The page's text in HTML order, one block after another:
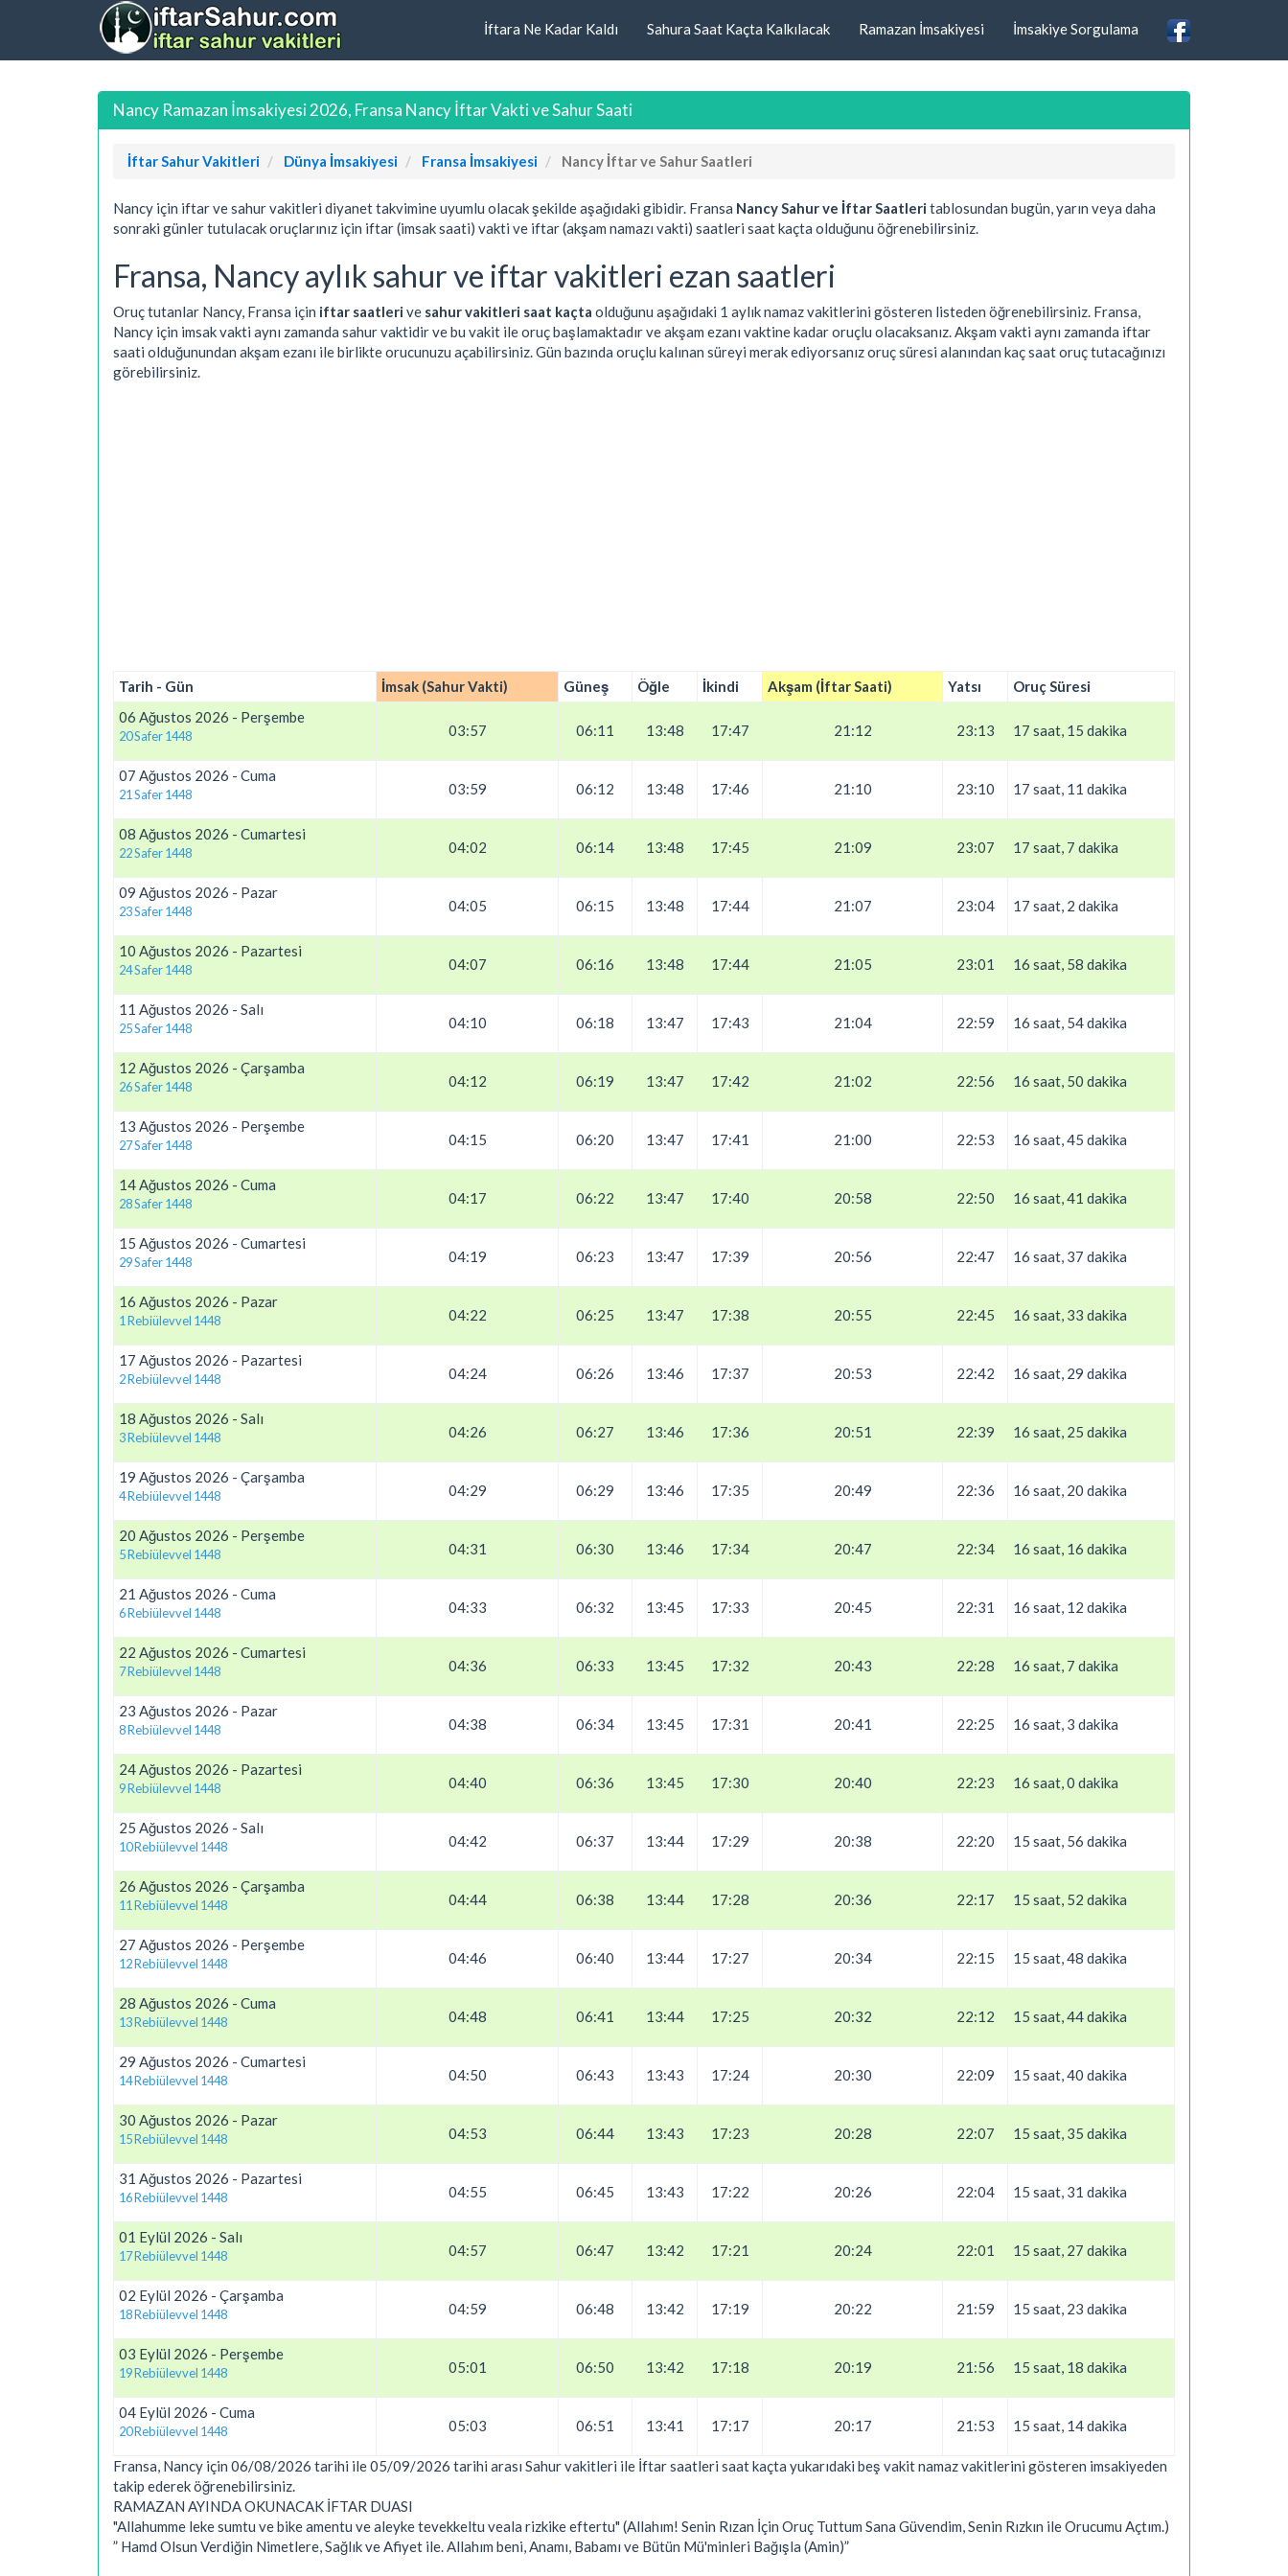
İftara Ne Kadar Kaldı Sahura Saat Kaçta Kalkılacak Ramazan İmsakiyesi İmsakiye Sorgulama
Nancy Ramazan İmsakiyesi 2026, Fransa Nancy İftar Vakti ve Sahur Saati
İftar Sahur Vakitleri Dünya İmsakiyesi Fransa İmsakiyesi Nancy İftar ve Sahur Saatleri
Nancy için iftar ve sahur vakitleri diyanet takvimine uyumlu olacak şekilde aşağıdaki gibidir. Fransa Nancy Sahur ve İftar Saatleritablosundan bugün, yarın veya daha
sonraki günler tutulacak oruçlarınız için iftar (imsak saati) vakti ve iftar (akşam namazı vakti) saatleri saat kaçta olduğunu öğrenebilirsiniz.
Fransa, Nancy aylık sahur ve iftar vakitleri ezan saatleri
Oruç tutanlar Nancy, Fransa için iftar saatlerive sahur vakitleri saat kaçta olduğunu aşağıdaki 1 aylık namaz vakitlerini gösteren listeden öğrenebilirsiniz. Fransa,
Nancy için imsak vakti aynı zamanda sahur vaktidir ve bu vakit ile oruç başlamaktadır ve akşam ezanı vaktine kadar oruçlu olacaksanız. Akşam vakti aynı zamanda iftar
saati olduğunundan akşam ezanı ile birlikte orucunuzu açabilirsiniz. Gün bazında oruçlu kalınan süreyi merak ediyorsanız oruç süresi alanından kaç saat oruç tutacağınızı
görebilirsiniz.
Tarih - Gün İmsak (Sahur Vakti) Güneş Öğle İkindi Akşam (İftar Saati) Yatsı
Oruç Süresi
06 Ağustos 2026 - Perşembe
20 Safer 1448 03:57 06:11 13:48 17:47 21:12 23:13 17 saat, 15 dakika
07 Ağustos 2026 - Cuma
21 Safer 1448 03:59 06:12 13:48 17:46 21:10 23:10 17 saat, 11 dakika
08 Ağustos 2026 - Cumartesi
22 Safer 1448 04:02 06:14 13:48 17:45 21:09 23:07 17 saat, 7 dakika
09 Ağustos 2026 - Pazar
23 Safer 1448 04:05 06:15 13:48 17:44 21:07 23:04 17 saat, 2 dakika
10 Ağustos 2026 - Pazartesi
24 Safer 1448 04:07 06:16 13:48 17:44 21:05 23:01 16 saat, 58 dakika
11 Ağustos 2026 - Salı
25 Safer 1448 04:10 06:18 13:47 17:43 21:04 22:59 16 saat, 54 dakika
12 Ağustos 2026 - Çarşamba
26 Safer 1448 04:12 06:19 13:47 17:42 21:02 22:56 16 saat, 50 dakika
13 Ağustos 2026 - Perşembe
27 Safer 1448 04:15 06:20 13:47 17:41 21:00 22:53 16 saat, 45 dakika
14 Ağustos 2026 - Cuma
28 Safer 1448 04:17 06:22 13:47 17:40 20:58 22:50 16 saat, 41 dakika
15 Ağustos 2026 - Cumartesi
29 Safer 1448 04:19 06:23 13:47 17:39 20:56 22:47 16 saat, 37 dakika
16 Ağustos 2026 - Pazar
1 Rebiülevvel 1448 04:22 06:25 13:47 17:38 20:55 22:45 16 saat, 33 dakika
17 Ağustos 2026 - Pazartesi
2 Rebiülevvel 1448 04:24 06:26 13:46 17:37 20:53 22:42 16 saat, 29 dakika
18 Ağustos 2026 - Salı
3 Rebiülevvel 1448 04:26 06:27 13:46 17:36 20:51 22:39 16 saat, 25 dakika
19 Ağustos 2026 - Çarşamba
4 Rebiülevvel 1448 04:29 06:29 13:46 17:35 20:49 22:36 16 saat, 20 dakika
20 Ağustos 2026 - Perşembe
5 Rebiülevvel 1448 04:31 06:30 13:46 17:34 20:47 22:34 16 saat, 16 dakika
21 Ağustos 2026 - Cuma
6 Rebiülevvel 1448 04:33 06:32 13:45 17:33 20:45 22:31 16 saat, 12 dakika
22 Ağustos 2026 - Cumartesi
7 Rebiülevvel 1448 04:36 06:33 13:45 17:32 20:43 22:28 16 saat, 7 dakika
23 Ağustos 2026 - Pazar
8 Rebiülevvel 1448 04:38 06:34 13:45 17:31 20:41 22:25 16 saat, 3 dakika
24 Ağustos 2026 - Pazartesi
9 Rebiülevvel 1448 04:40 06:36 13:45 17:30 20:40 22:23 16 saat, 0 dakika
25 Ağustos 2026 - Salı
10 Rebiülevvel 1448 04:42 06:37 13:44 17:29 20:38 22:20 15 saat, 56 dakika
26 Ağustos 2026 - Çarşamba
11 Rebiülevvel 1448 04:44 06:38 13:44 17:28 20:36 22:17 15 saat, 52 dakika
27 Ağustos 2026 - Perşembe
12 Rebiülevvel 1448 04:46 06:40 13:44 17:27 20:34 22:15 15 saat, 48 dakika
28 Ağustos 2026 - Cuma
13 Rebiülevvel 1448 04:48 06:41 13:44 17:25 20:32 22:12 15 saat, 44 dakika
29 Ağustos 2026 - Cumartesi
14 Rebiülevvel 1448 04:50 06:43 13:43 17:24 20:30 22:09 15 saat, 40 dakika
30 Ağustos 2026 - Pazar
15 Rebiülevvel 1448 04:53 06:44 13:43 17:23 20:28 22:07 15 saat, 35 dakika
31 Ağustos 2026 - Pazartesi
16 Rebiülevvel 1448 04:55 06:45 13:43 17:22 20:26 22:04 15 saat, 31 dakika
01 Eylül 2026 - Salı
17 Rebiülevvel 1448 04:57 06:47 13:42 17:21 20:24 22:01 15 saat, 27 dakika
02 Eylül 2026 - Çarşamba
18 Rebiülevvel 1448 04:59 06:48 13:42 17:19 20:22 21:59 15 saat, 23 dakika
03 Eylül 2026 - Perşembe
19 Rebiülevvel 1448 05:01 06:50 13:42 17:18 20:19 21:56 15 saat, 18 dakika
04 Eylül 2026 - Cuma
20 Rebiülevvel 1448 05:03 06:51 13:41 17:17 20:17 21:53 15 saat, 14 dakika
Fransa, Nancy için 06/08/2026 tarihi ile 05/09/2026 tarihi arası Sahur vakitleri ile İftar saatleri saat kaçta yukarıdaki beş vakit namaz vakitlerini gösteren imsakiyeden
takip ederek öğrenebilirsiniz.
RAMAZAN AYINDA OKUNACAK İFTAR DUASI
"Allahumme leke sumtu ve bike amentu ve aleyke tevekkeltu veala rizkike eftertu" (Allahım! Senin Rızan İçin Oruç Tuttum Sana Güvendim, Senin Rızkın ile Orucumu Açtım.)
” Hamd Olsun Verdiğin Nimetlere, Sağlık ve Afiyet ile. Allahım beni, Anamı, Babamı ve Bütün Mü'minleri Bağışla (Amin)”